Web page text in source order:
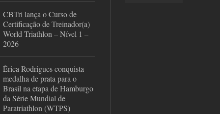
CBTri lança o Curso de
Certificação de Treinador(a)
World Triathlon – Nível 1 –
2026
Érica Rodrigues conquista
medalha de prata para o
Brasil na etapa de Hamburgo
da Série Mundial de
Paratriathlon (WTPS)